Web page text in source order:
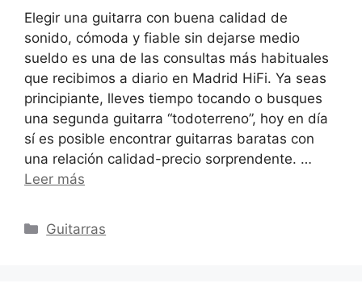
Elegir una guitarra con buena calidad de
sonido, cómoda y fiable sin dejarse medio
sueldo es una de las consultas más habituales
que recibimos a diario en Madrid HiFi. Ya seas
principiante, lleves tiempo tocando o busques
una segunda guitarra “todoterreno”, hoy en día
sí es posible encontrar guitarras baratas con
una relación calidad-precio sorprendente. …
Leer más
Categorías
Guitarras